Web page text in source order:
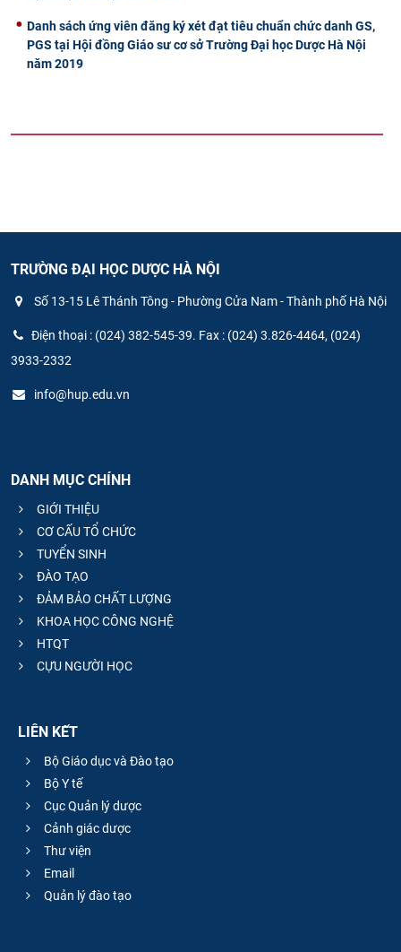
Danh sách ứng viên đăng ký xét đạt tiêu chuẩn chức danh GS,
PGS tại Hội đồng Giáo sư cơ sở Trường Đại học Dược Hà Nội
năm 2019
TRƯỜNG ĐẠI HỌC DƯỢC HÀ NỘI
Số 13-15 Lê Thánh Tông - Phường Cửa Nam - Thành phố Hà Nội
Điện thoại : (024) 382-545-39. Fax : (024) 3.826-4464, (024)
3933-2332
info@hup.edu.vn
DANH MỤC CHÍNH
GIỚI THIỆU
CƠ CẤU TỔ CHỨC
TUYỂN SINH
ĐÀO TẠO
ĐẢM BẢO CHẤT LƯỢNG
KHOA HỌC CÔNG NGHỆ
HTQT
CỰU NGƯỜI HỌC
LIÊN KẾT
Bộ Giáo dục và Đào tạo
Bộ Y tế
Cục Quản lý dược
Cảnh giác dược
Thư viện
Email
Quản lý đào tạo